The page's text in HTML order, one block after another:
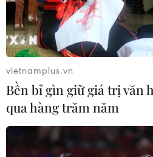
Thứ trưởng Bộ GD-ĐT: Thi
phải để xóa bỏ trách nhiệm
sinh
05/08/2026 09:19
Bắc Ninh: Tinh gọn hơn 50%
cơ sở giáo dục công lập
05/08/2026 06:53
vietnamplus.vn
Bền bỉ gìn giữ giá trị văn
qua hàng trăm năm